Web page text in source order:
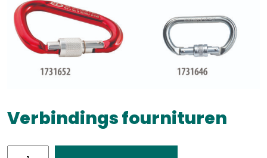
Verbindings fournituren
Verbindings